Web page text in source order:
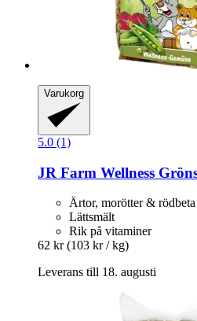
Varukorg
5.0 (1)
JR Farm Wellness
Ärtor, morötter & rödbeta
Lättsmält
Rik på vitaminer
62 kr (103 kr / kg)
Leverans till 18. augusti